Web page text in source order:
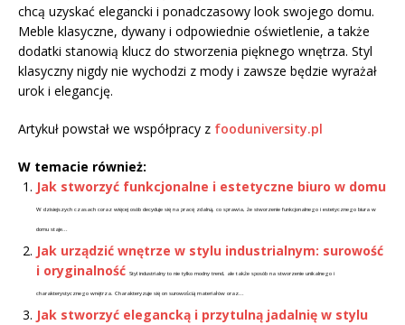
chcą uzyskać elegancki i ponadczasowy look swojego domu.
Meble klasyczne, dywany i odpowiednie oświetlenie, a także
dodatki stanowią klucz do stworzenia pięknego wnętrza. Styl
klasyczny nigdy nie wychodzi z mody i zawsze będzie wyrażał
urok i elegancję.
Artykuł powstał we współpracy z fooduniversity.pl
W temacie również:
Jak stworzyć funkcjonalne i estetyczne biuro w domu
W dzisiejszych czasach coraz więcej osób decyduje się na pracę zdalną, co sprawia, że stworzenie funkcjonalnego i estetycznego biura w
domu staje...
Jak urządzić wnętrze w stylu industrialnym: surowość
i oryginalność Styl industrialny to nie tylko modny trend, ale także sposób na stworzenie unikalnego i
charakterystycznego wnętrza. Charakteryzuje się on surowością materiałów oraz...
Jak stworzyć elegancką i przytulną jadalnię w stylu